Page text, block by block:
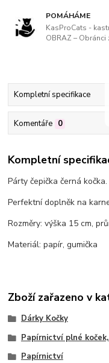
POMÁHÁME
KasProCats -
OBRAZ – Obránci
Kompletní specifikace
Komentáře 0
Kompletní
Párty čepička černá kočka.
Perfektní doplněk na
Rozměry: výška 15 cm,
Materiál: papír, gumička
Zboží zařazeno v
Dárky Kočky
Papírnictví plné
Papírnictví